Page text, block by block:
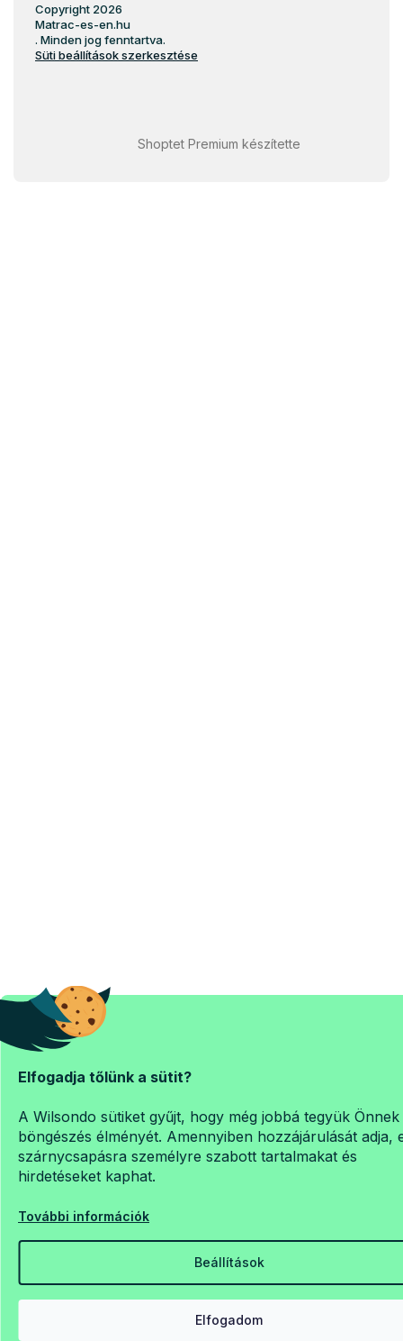
Elfogadja tőlünk a sütit?
A Wilsondo sütiket gyűjt, hogy még jobbá tegyük Önnek
böngészés élményét. Amennyiben hozzájárulását adja,
szárnycsapásra személyre szabott tartalmakat és
hirdetéseket kaphat.
További információk
Beállítások
Elfogadom
Shoptet Premium készítette
Copyright 2026
Matrac-es-en.hu
. Minden jog fenntartva.
Süti beállítások szerkesztése